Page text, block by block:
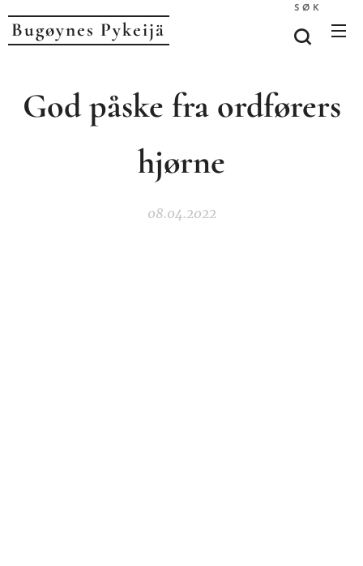
Bugøynes Pykeijä
SØK
God påske fra ordførers
hjørne
08.04.2022